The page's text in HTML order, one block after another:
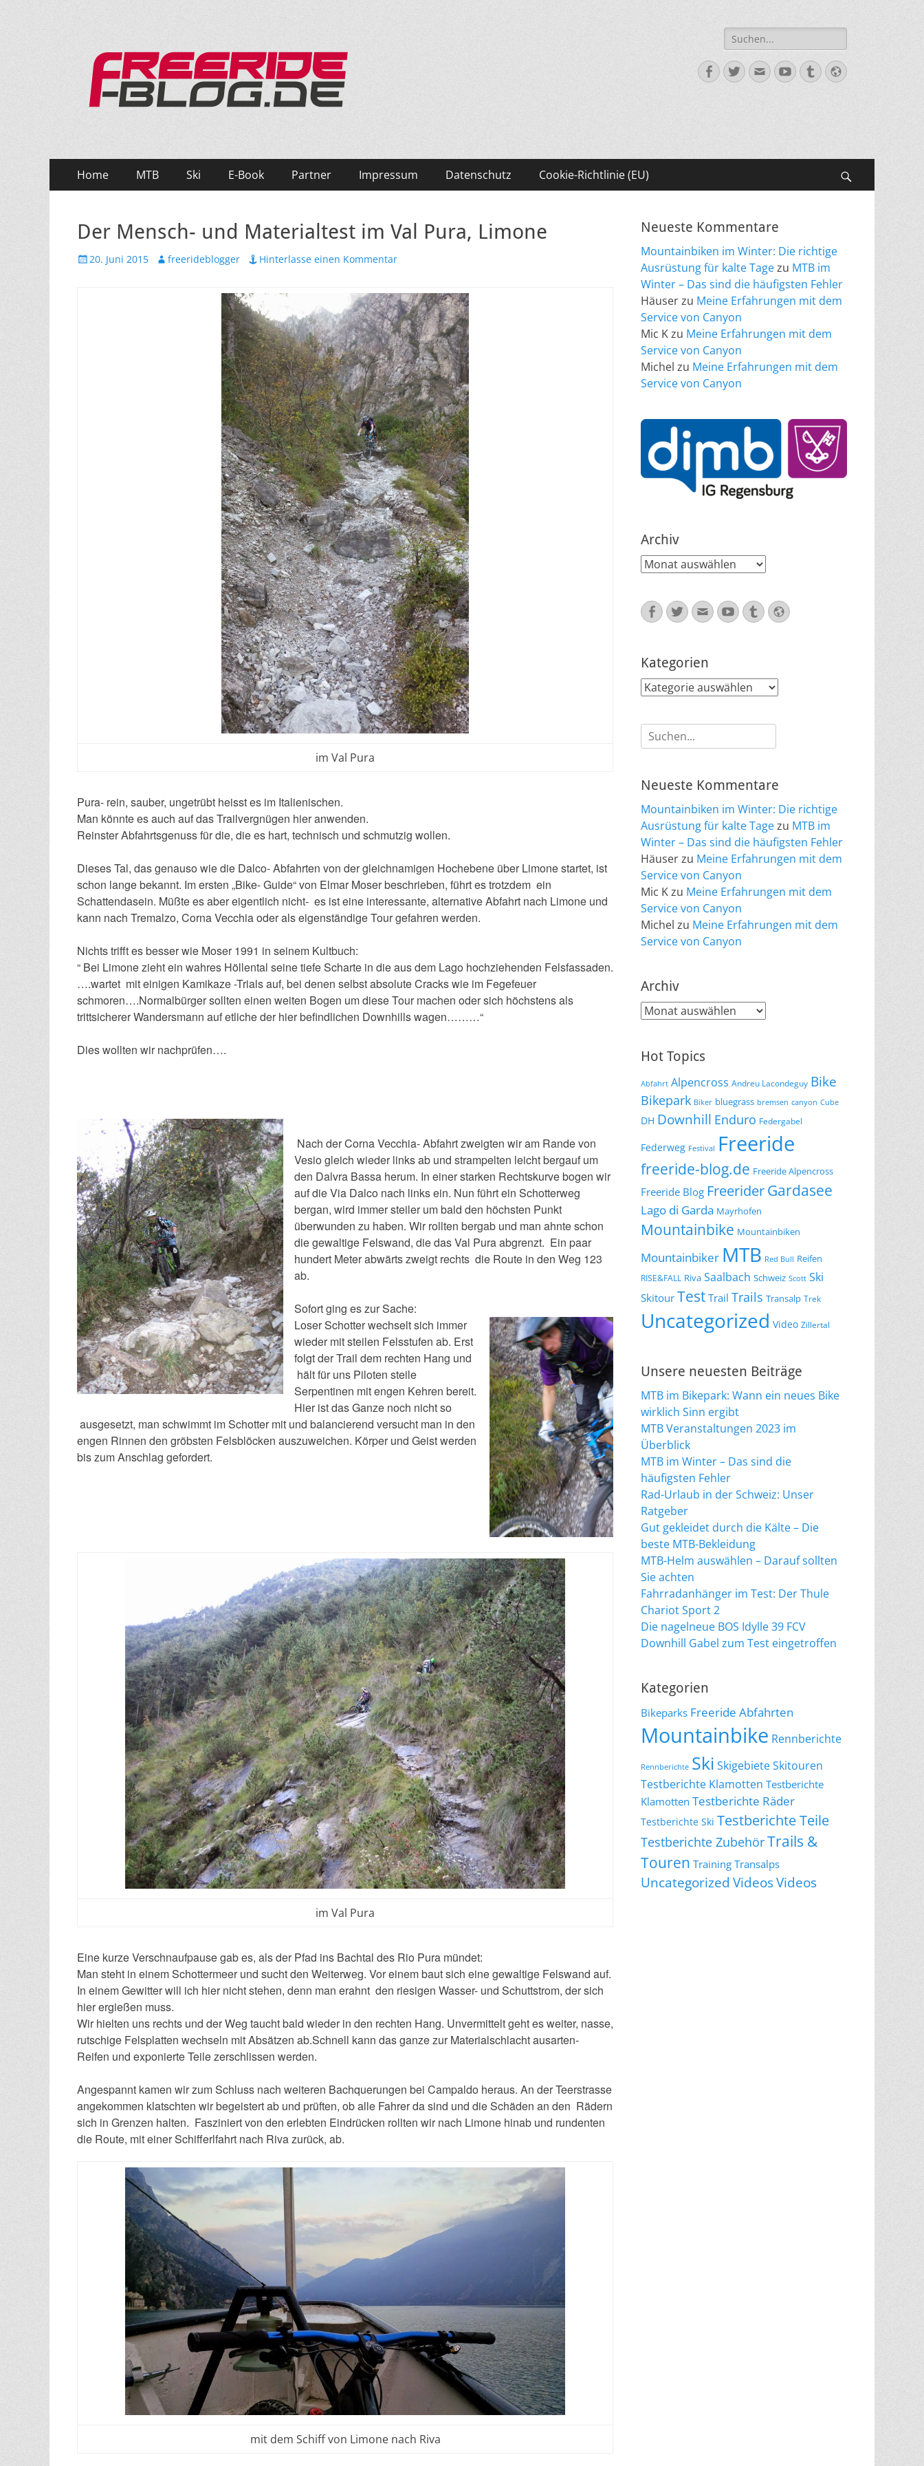
Suche
nach:
Facebook
Twitter
E-
Mail
YouTube
TumblrWebsite
Primäres
Menü
Inhalt
Home MTB Ski E-Book Partner Impressum Datenschutz Cookie-Richtlinie (EU)
Der Mensch- und Materialtest im Val Pura, Limone
Veröffentlicht
20. Juni 2015 Autorfreerideblogger Hinterlasse einen Kommentar
im Val Pura
Pura- rein, sauber, ungetrübt heisst es im Italienischen.
Man könnte es auch auf das Trailvergnügen hier anwenden.
Reinster Abfahrtsgenuss für die, die es hart, technisch und schmutzig wollen.
Dieses Tal, das genauso wie die Dalco- Abfahrten von der gleichnamigen Hochebene über Limone startet, ist
schon lange bekannt. Im ersten „Bike- Guide“ von Elmar Moser beschrieben, führt es trotzdem ein
Schattendasein. Müßte es aber eigentlich nicht- es ist eine interessante, alternative Abfahrt nach Limone und
kann nach Tremalzo, Corna Vecchia oder als eigenständige Tour gefahren werden.
Nichts trifft es besser wie Moser 1991 in seinem Kultbuch:
“ Bei Limone zieht ein wahres Höllental seine tiefe Scharte in die aus dem Lago hochziehenden Felsfassaden.
….wartet mit einigen Kamikaze -Trials auf, bei denen selbst absolute Cracks wie im Fegefeuer
schmoren….Normalbürger sollten einen weiten Bogen um diese Tour machen oder sich höchstens als
trittsicherer Wandersmann auf etliche der hier befindlichen Downhills wagen………“
Dies wollten wir nachprüfen….
Nach der Corna Vecchia- Abfahrt zweigten wir am Rande von
Vesio gleich wieder links ab und strampelten leicht bergauf um
den Dalvra Bassa herum. In einer starken Rechtskurve bogen wir
auf die Via Dalco nach links ein. Nun führt ein Schotterweg
bergan, wird immer steiler um bald den höchsten Punkt
überwunden zu haben. Wir rollten bergab und man ahnte schon
die gewaltige Felswand, die das Val Pura abgrenzt. Ein paar
hundert Meter abwärts zweigt rechts die Route in den Weg 123
ab.
Sofort ging es zur Sache:
Loser Schotter wechselt sich immer
wieder mit steilen Felsstufen ab. Erst
folgt der Trail dem rechten Hang und
hält für uns Piloten steile
Serpentinen mit engen Kehren bereit.
Hier ist das Ganze noch nicht so
ausgesetzt, man schwimmt im Schotter mit und balancierend versucht man in den
engen Rinnen den gröbsten Felsblöcken auszuweichen. Körper und Geist werden
bis zum Anschlag gefordert.
im Val Pura
Eine kurze Verschnaufpause gab es, als der Pfad ins Bachtal des Rio Pura mündet:
Man steht in einem Schottermeer und sucht den Weiterweg. Vor einem baut sich eine gewaltige Felswand auf.
In einem Gewitter will ich hier nicht stehen, denn man erahnt den riesigen Wasser- und Schuttstrom, der sich
hier ergießen muss.
Wir hielten uns rechts und der Weg taucht bald wieder in den rechten Hang. Unvermittelt geht es weiter, nasse,
rutschige Felsplatten wechseln mit Absätzen ab.Schnell kann das ganze zur Materialschlacht ausarten-
Reifen und exponierte Teile zerschlissen werden.
Angespannt kamen wir zum Schluss nach weiteren Bachquerungen bei Campaldo heraus. An der Teerstrasse
angekommen klatschten wir begeistert ab und prüften, ob alle Fahrer da sind und die Schäden an den Rädern
sich in Grenzen halten. Fasziniert von den erlebten Eindrücken rollten wir nach Limone hinab und rundenten
die Route, mit einer Schifferlfahrt nach Riva zurück, ab.
mit dem Schiff von Limone nach Riva
Neueste Kommentare
Mountainbiken im Winter: Die richtige
Ausrüstung für kalte Tagezu MTB im
Winter – Das sind die häufigsten Fehler
Häuserzu Meine Erfahrungen mit dem
Service von Canyon
Mic Kzu Meine Erfahrungen mit dem
Service von Canyon
Michel zu Meine Erfahrungen mit dem
Service von Canyon
Archiv
Archiv
Facebook
Twitter
E-
Mail
YouTube
TumblrWebsite
Kategorien
Kategorien
Suche
nach:
Neueste Kommentare
Mountainbiken im Winter: Die richtige
Ausrüstung für kalte Tagezu MTB im
Winter – Das sind die häufigsten Fehler
Häuserzu Meine Erfahrungen mit dem
Service von Canyon
Mic Kzu Meine Erfahrungen mit dem
Service von Canyon
Michel zu Meine Erfahrungen mit dem
Service von Canyon
Archiv
Archiv
Hot Topics
Abfahrt Alpencross Andreu Lacondeguy Bike
Bikepark Biker bluegrass bremsen canyon Cube
DH Downhill Enduro Federgabel
Federweg Festival Freeride
freeride-blog.de Freeride Alpencross
Freeride Blog FreeriderGardasee
Lago di Garda Mayrhofen
Mountainbike Mountainbiken
Mountainbiker MTB Red Bull Reifen
RISE&FALL Riva Saalbach Schweiz Scott Ski
Skitour Test Trail Trails Transalp Trek
Uncategorized Video Zillertal
Unsere neuesten Beiträge
MTB im Bikepark: Wann ein neues Bike
wirklich Sinn ergibt
MTB Veranstaltungen 2023 im
Überblick
MTB im Winter – Das sind die
häufigsten Fehler
Rad-Urlaub in der Schweiz: Unser
Ratgeber
Gut gekleidet durch die Kälte – Die
beste MTB-Bekleidung
MTB-Helm auswählen – Darauf sollten
Sie achten
Fahrradanhänger im Test: Der Thule
Chariot Sport 2
Die nagelneue BOS Idylle 39 FCV
Downhill Gabel zum Test eingetroffen
Kategorien
Bikeparks Freeride Abfahrten
Mountainbike Rennberichte
Rennberichte Ski SkigebieteSkitouren
Testberichte Klamotten Testberichte
Klamotten Testberichte Räder
Testberichte Ski Testberichte Teile
Testberichte ZubehörTrails &
Touren Training Transalps
Uncategorized VideosVideos